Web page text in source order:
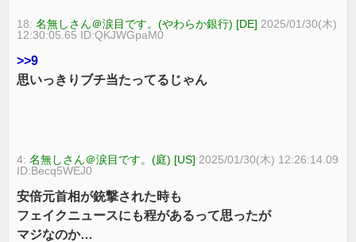
18:名無しさん＠涙目です。(やわらか銀行) [DE] 2025/01/30(木)
12:30:05.65 ID:QKJWGpaM0
>>9
思いっきりブチ当たってるじゃん
4:名無しさん＠涙目です。(庭) [US] 2025/01/30(木) 12:26:14.09
ID:Becq5WEJ0
安倍元首相が銃撃された時も
フェイクニュースにも程があるって思ったが
マジなのか…